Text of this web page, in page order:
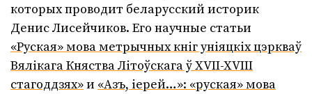
которых проводит беларусский историк
Денис Лисейчиков. Его научные статьи
«Руская» мова метрычных кніг уніяцкіх цэркваў
Вялікага Княства Літоўскага ў XVII-XVIII
стагоддзях»и «Азъ, іерей…»: «руская» мова